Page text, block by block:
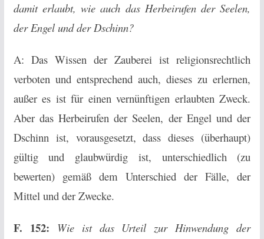
damit erlaubt, wie auch das Herbeirufen der Seelen,
der Engel und der Dschinn?
A: Das Wissen der Zauberei ist religionsrechtlich
verboten und entsprechend auch, dieses zu erlernen,
außer es ist für einen vernünftigen erlaubten Zweck.
Aber das Herbeirufen der Seelen, der Engel und der
Dschinn ist, vorausgesetzt, dass dieses (überhaupt)
gültig und glaubwürdig ist, unterschiedlich (zu
bewerten) gemäß dem Unterschied der Fälle, der
Mittel und der Zwecke.
F. 152: Wie ist das Urteil zur Hinwendung der